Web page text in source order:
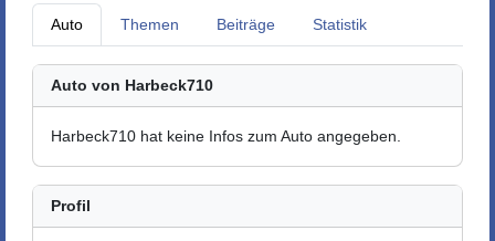
Auto Themen Beiträge Statistik
Auto von Harbeck710
Harbeck710 hat keine Infos zum Auto angegeben.
Profil